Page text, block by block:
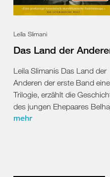
Leïla Slimani
Das Land der
Leila Slimanis Das Land der
Anderen der erste Band
Trilogie, erzählt die
des jungen Ehepaares
mehr